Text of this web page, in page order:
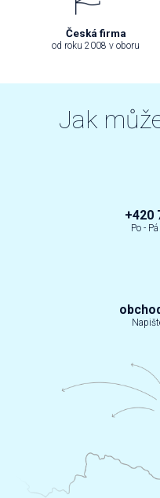
Česká firma
od roku 2008 v oboru
Jak
+420
Po -